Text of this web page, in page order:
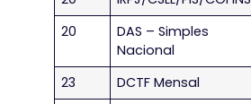
20
DAS – Simples
Nacional
23 DCTF Mensal